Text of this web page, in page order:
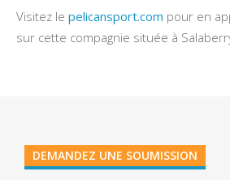
Visitez le pelicansport.com pour en
sur cette compagnie située à
DEMANDEZ UNE SOUMISSION